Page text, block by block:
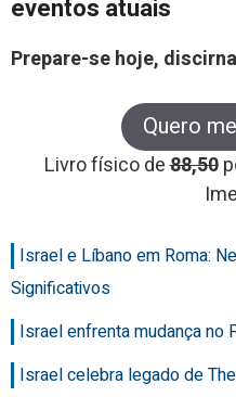
eventos atuais
Prepare-se hoje,
Quero
Livro físico de88,50
Israel e Líbano em Roma:
Significativos
Israel enfrenta mudança no
Israel celebra legado de